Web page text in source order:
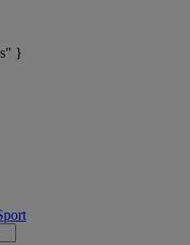
}